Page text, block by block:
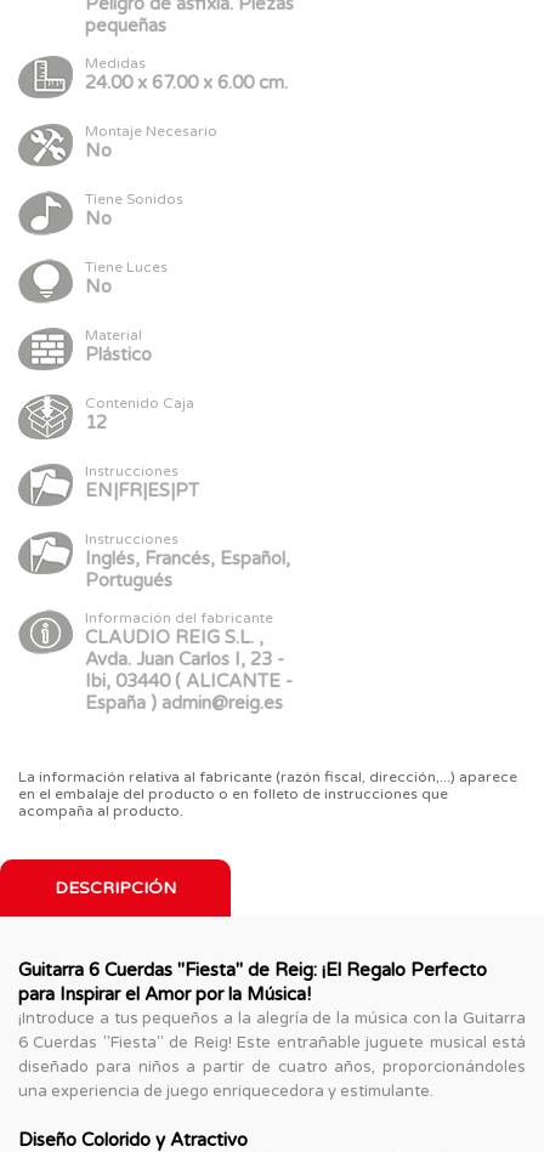
pequeñas
Medidas
24.00 x 67.00 x 6.00 cm.
Montaje Necesario
No
Tiene Sonidos
No
Tiene Luces
No
Material
Plástico
Contenido Caja
12
Instrucciones
EN|FR|ES|PT
Instrucciones
Inglés, Francés, Español,
Portugués
Información del fabricante
CLAUDIO REIG S.L. ,
Avda. Juan Carlos I, 23 -
Ibi, 03440 ( ALICANTE -
España ) admin@reig.es
La información relativa al fabricante (razón fiscal, dirección,...) aparece
en el embalaje del producto o en folleto de instrucciones que
acompaña al producto.
DESCRIPCIÓN
Guitarra 6 Cuerdas "Fiesta" de Reig: ¡El Regalo Perfecto
para Inspirar el Amor por la Música!
¡Introduce a tus pequeños a la alegría de la música con la Guitarra
6 Cuerdas "Fiesta" de Reig! Este entrañable juguete musical está
diseñado para niños a partir de cuatro años, proporcionándoles
una experiencia de juego enriquecedora y estimulante.
Diseño Colorido y Atractivo